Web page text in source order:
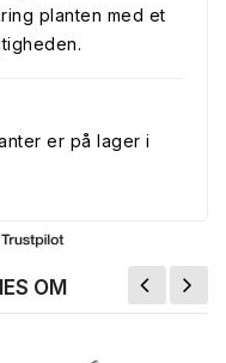
planten med et
er på lager i
OM